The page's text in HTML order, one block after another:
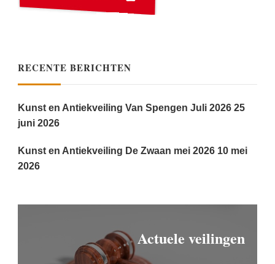
RECENTE BERICHTEN
Kunst en Antiekveiling Van Spengen Juli 2026 25
juni 2026
Kunst en Antiekveiling De Zwaan mei 2026 10 mei
2026
Actuele veilingen